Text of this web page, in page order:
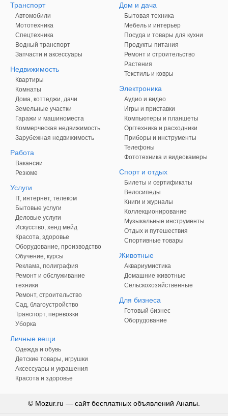
Транспорт
Автомобили
Мототехника
Спецтехника
Водный транспорт
Запчасти и аксессуары
Недвижимость
Квартиры
Комнаты
Дома, коттеджи, дачи
Земельные участки
Гаражи и машиноместа
Коммерческая недвижимость
Зарубежная недвижимость
Работа
Вакансии
Резюме
Услуги
IT, интернет, телеком
Бытовые услуги
Деловые услуги
Искусство, хенд мейд
Красота, здоровье
Оборудование, производство
Обучение, курсы
Реклама, полиграфия
Ремонт и обслуживание
техники
Ремонт, строительство
Сад, благоустройство
Транспорт, перевозки
Уборка
Личные вещи
Одежда и обувь
Детские товары, игрушки
Аксессуары и украшения
Красота и здоровье
Дом и дача
Бытовая техника
Мебель и интерьер
Посуда и товары для кухни
Продукты питания
Ремонт и строительство
Растения
Текстиль и ковры
Электроника
Аудио и видео
Игры и приставки
Компьютеры и планшеты
Оргтехника и расходники
Приборы и инструменты
Телефоны
Фототехника и видеокамеры
Спорт и отдых
Билеты и сертификаты
Велосипеды
Книги и журналы
Коллекционирование
Музыкальные инструменты
Отдых и путешествия
Спортивные товары
Животные
Аквариумистика
Домашние животные
Сельскохозяйственные
Для бизнеса
Готовый бизнес
Оборудование
© Mozur.ru — сайт бесплатных объявлений Анапы.